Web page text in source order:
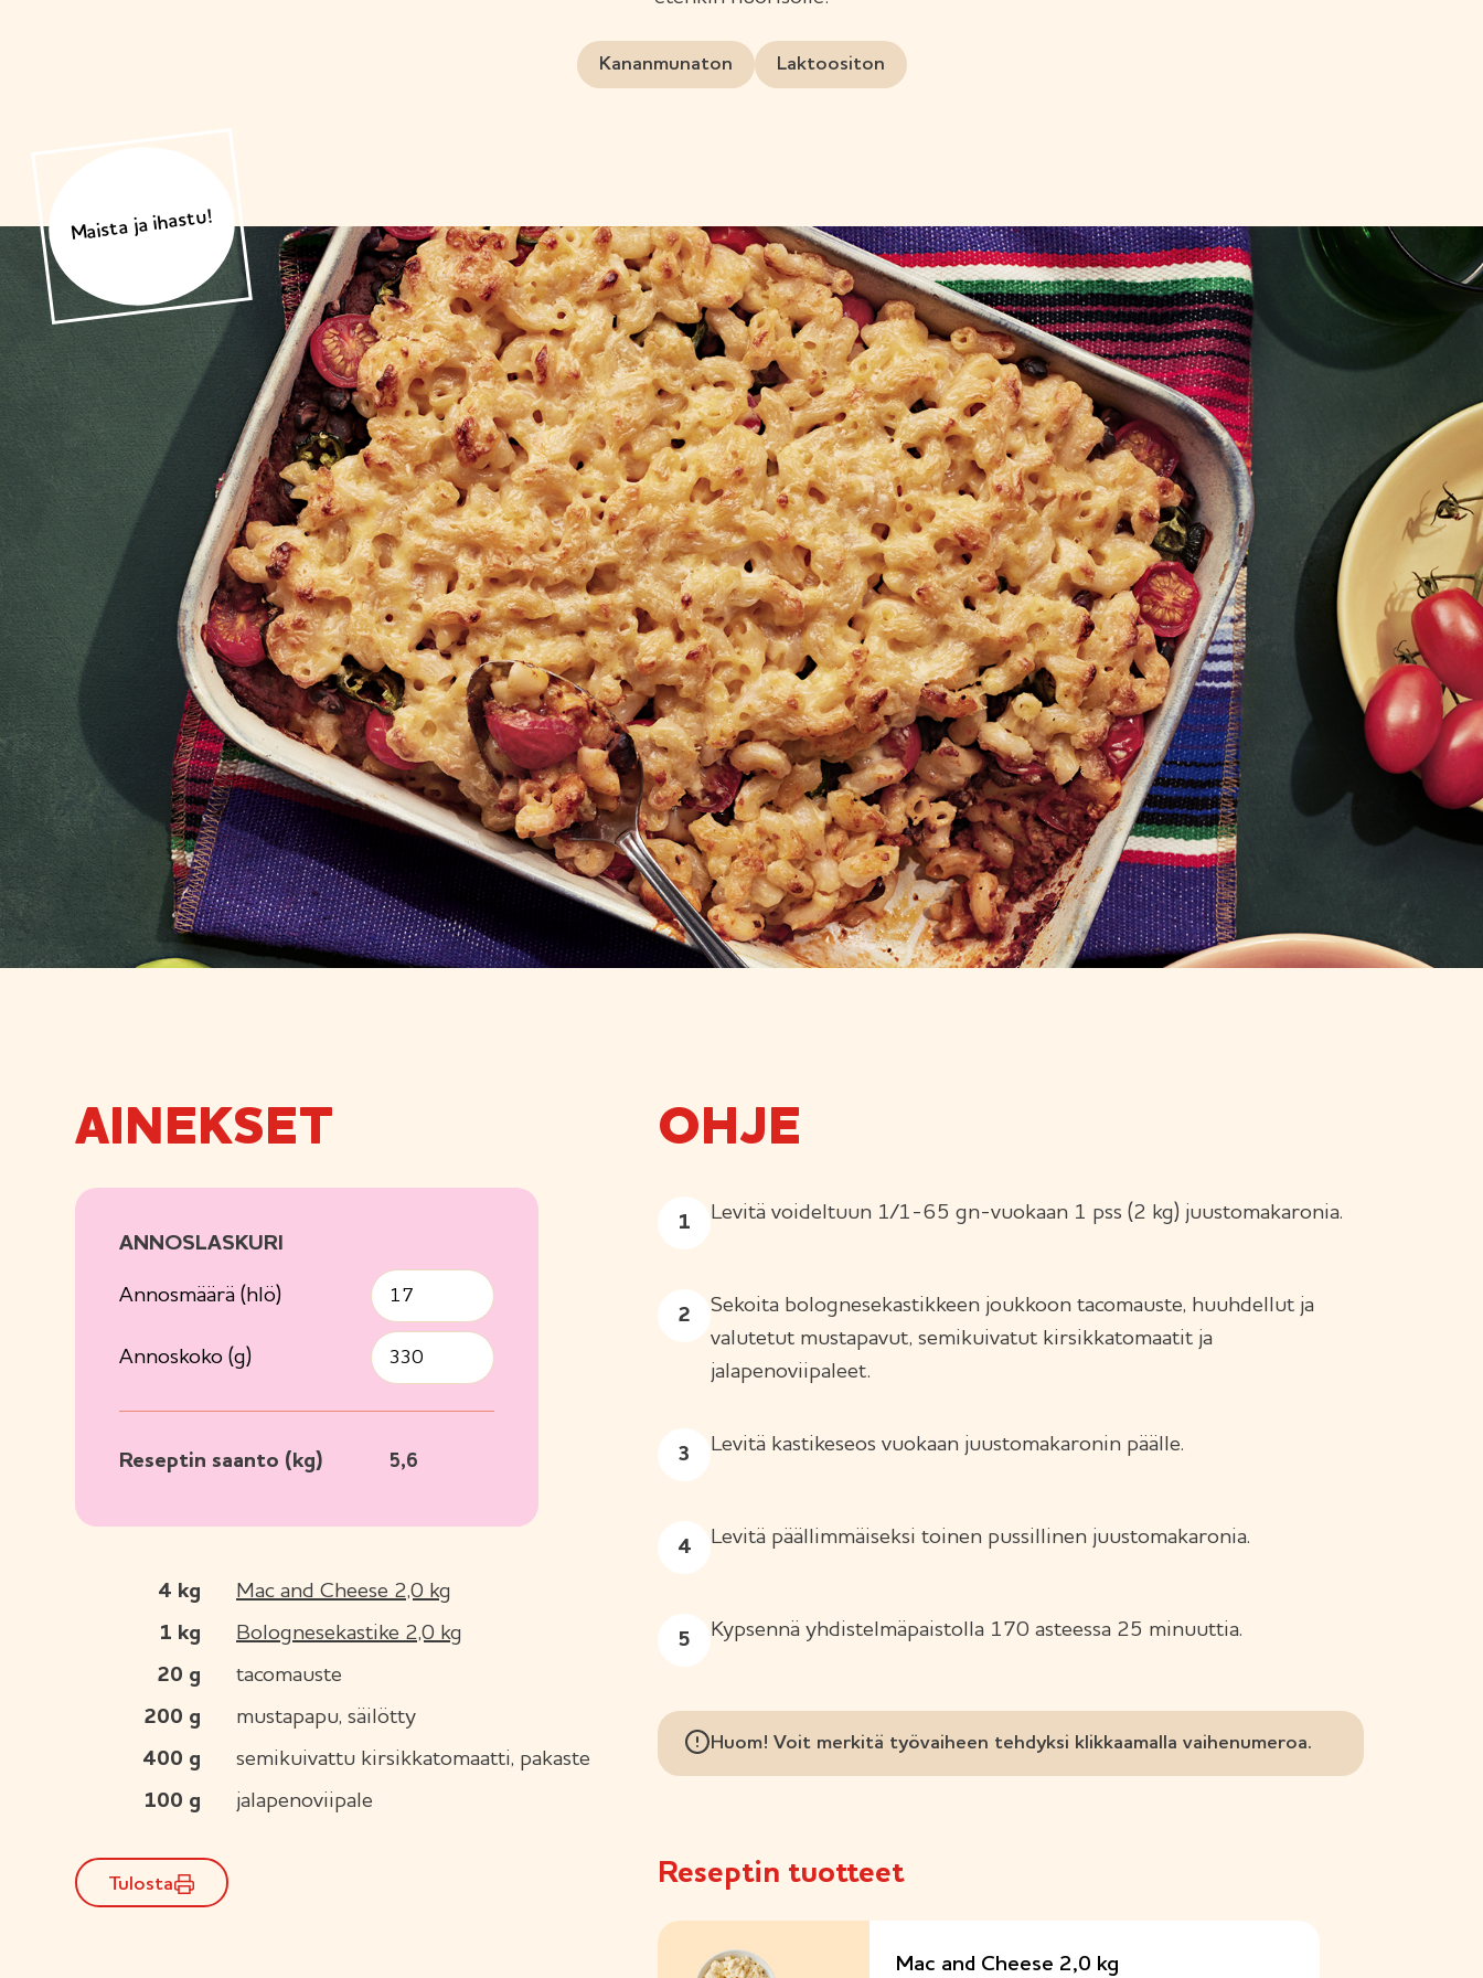
Kananmunaton Laktoositon
Maista ja ihastu!
AINEKSET OHJE
ANNOSLASKURI
Annosmäärä (hlö)
Annoskoko (g)
Reseptin saanto (kg) 5,6
4 kg
Mac and Cheese 2,0 kg
1 kg
Bolognesekastike 2,0 kg
20 g
tacomauste
200 g
mustapapu, säilötty
400 g
semikuivattu kirsikkatomaatti, pakaste
100 g jalapenoviipale
Tulosta
Levitä voideltuun 1/1-65 gn-vuokaan 1 pss (2 kg) juustomakaronia.
Sekoita bolognesekastikkeen joukkoon tacomauste, huuhdellut ja
valutetut mustapavut, semikuivatut kirsikkatomaatit ja
jalapenoviipaleet.
Levitä kastikeseos vuokaan juustomakaronin päälle.
Levitä päällimmäiseksi toinen pussillinen juustomakaronia.
Kypsennä yhdistelmäpaistolla 170 asteessa 25 minuuttia.
Huom! Voit merkitä työvaiheen tehdyksi klikkaamalla vaihenumeroa.
Reseptin tuotteet
Mac and Cheese 2,0 kg